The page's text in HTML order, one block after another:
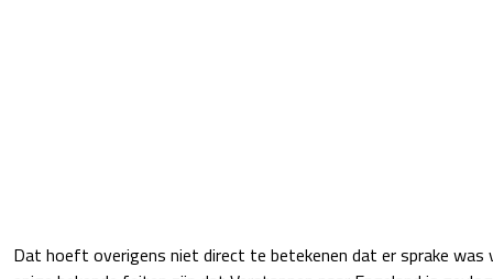
Dat hoeft overigens niet direct te betekenen dat er sprake was